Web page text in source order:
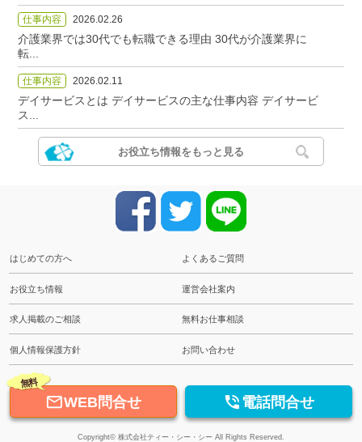
仕事内容 2026.02.26
介護業界では30代でも転職できる理由 30代が介護業界に
転...
仕事内容 2026.02.11
デイサービスとは デイサービスの主な仕事内容 デイサービ
ス...
お役立ち情報をもっと見る
はじめての方へ よくあるご質問
お役立ち情報 運営会社案内
求人掲載のご相談 無料お仕事相談
個人情報保護方針 お問い合わせ
無料
WEB問合せ  電話問合せ
Copyright© 株式会社ティー・シー・シー All Rights Reserved.